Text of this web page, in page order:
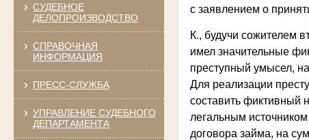
СУДЕБНОЕ
ДЕЛОПРОИЗВОДСТВО
СПРАВОЧНАЯ
ИНФОРМАЦИЯ
ПРЕСС-СЛУЖБА
УПРАВЛЕНИЕ СУДЕБНОГО
ДЕПАРТАМЕНТА
с заявлением о
К., будучи сожителем
имел значительные
преступный умысел,
Для реализации
составить фиктивный
легальным
договора займа, на